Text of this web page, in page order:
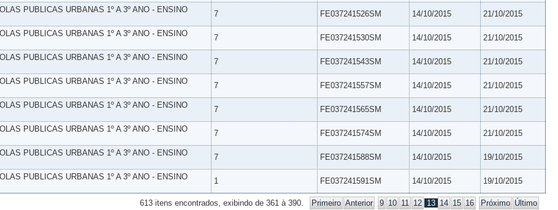
PUBLICAS URBANAS 1º A 3º ANO - ENSINO
7 FE037241526SM 14/10/2015 21/10/2015
PUBLICAS URBANAS 1º A 3º ANO - ENSINO
7 FE037241530SM 14/10/2015 21/10/2015
PUBLICAS URBANAS 1º A 3º ANO - ENSINO
7 FE037241543SM 14/10/2015 21/10/2015
PUBLICAS URBANAS 1º A 3º ANO - ENSINO
7 FE037241557SM 14/10/2015 21/10/2015
PUBLICAS URBANAS 1º A 3º ANO - ENSINO
7 FE037241565SM 14/10/2015 21/10/2015
PUBLICAS URBANAS 1º A 3º ANO - ENSINO
7 FE037241574SM 14/10/2015 21/10/2015
PUBLICAS URBANAS 1º A 3º ANO - ENSINO
7 FE037241588SM 14/10/2015 19/10/2015
PUBLICAS URBANAS 1º A 3º ANO - ENSINO
1 FE037241591SM 14/10/2015 19/10/2015
613 itens encontrados, exibindo de 361 à 390. Primeiro Anterior 9 10 11 12 13 14 15 16 Próximo Último